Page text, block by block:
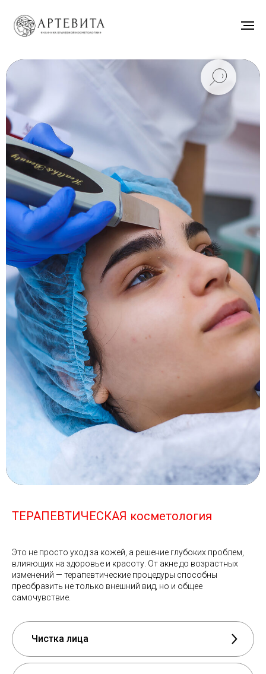
ТЕРАПЕВТИЧЕСКАЯ косметология
Это не просто уход за кожей, а решение глубоких проблем,
влияющих на здоровье и красоту. От акне до возрастных
изменений — терапевтические процедуры способны
преобразить не только внешний вид, но и общее
самочувствие.
Чистка лица